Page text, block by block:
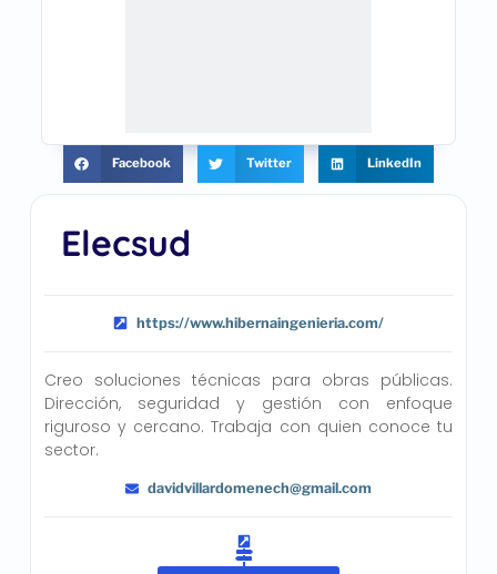
Elecsud
https://www.hibernaingenieria.com/
Creo soluciones técnicas para obras públicas.
Dirección, seguridad y gestión con enfoque
riguroso y cercano. Trabaja con quien conoce tu
sector.
davidvillardomenech@gmail.com
Facebook Twitter LinkedIn